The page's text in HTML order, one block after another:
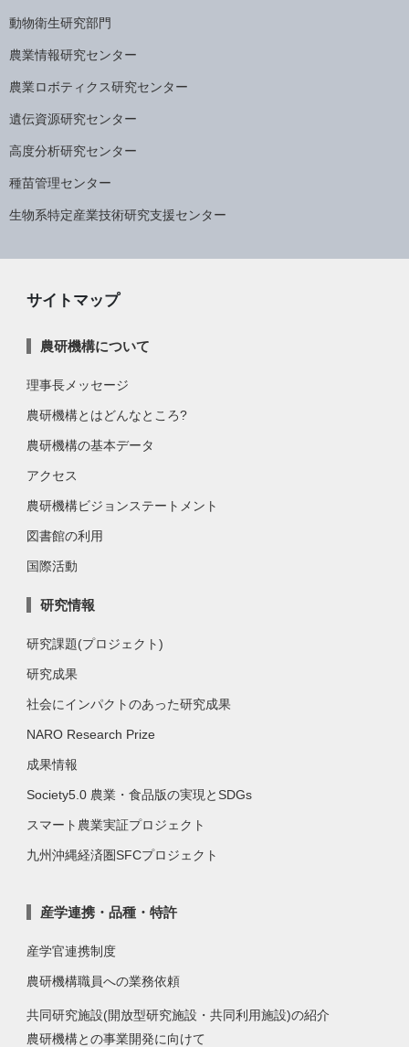
動物衛生研究部門
農業情報研究センター
農業ロボティクス研究センター
遺伝資源研究センター
高度分析研究センター
種苗管理センター
生物系特定産業技術研究支援センター
サイトマップ
農研機構について
理事長メッセージ
農研機構とはどんなところ?
農研機構の基本データ
アクセス
農研機構ビジョンステートメント
図書館の利用
国際活動
研究情報
研究課題(プロジェクト)
研究成果
社会にインパクトのあった研究成果
NARO Research Prize
成果情報
Society5.0 農業・食品版の実現とSDGs
スマート農業実証プロジェクト
九州沖縄経済圏SFCプロジェクト
産学連携・品種・特許
産学官連携制度
農研機構職員への業務依頼
共同研究施設(開放型研究施設・共同利用施設)の紹介
農研機構との事業開発に向けて